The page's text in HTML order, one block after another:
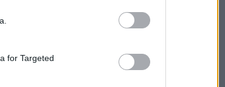
for Targeted
nel 1968
se
percorso
della